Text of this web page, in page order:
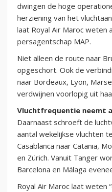
dwingen de hoge
herziening van het
laat Royal Air Maroc weten
persagentschap MAP.
Niet alleen de route naar
opgeschort. Ook de
naar Bordeaux, Lyon,
verdwijnen voorlopig uit
Vluchtfrequentie neemt
Daarnaast schroeft de
aantal wekelijkse vluchten
Casablanca naar Catania,
en Zürich. Vanuit Tanger
Barcelona en Málaga
Royal Air Maroc laat weten